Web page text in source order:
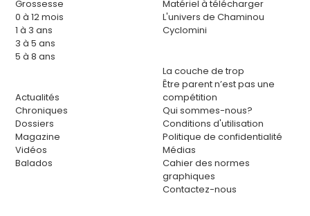
Grossesse
0 à 12 mois
1 à 3 ans
3 à 5 ans
5 à 8 ans
Actualités
Chroniques
Dossiers
Magazine
Vidéos
Balados
Matériel à télécharger
L'univers de Chaminou
Cyclomini
La couche de trop
Être parent n’est pas une
compétition
Qui sommes-nous?
Conditions d'utilisation
Politique de confidentialité
Médias
Cahier des normes
graphiques
Contactez-nous